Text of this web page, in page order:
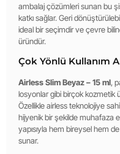
ambalaj çözümleri sunan bu
katkı sağlar. Geri
ideal bir seçimdir ve çevre
üründür.
Çok Yönlü Kullanım
Airless Slim Beyaz – 15 ml,
losyonlar gibi birçok kozmetik
Özellikle airless teknolojiye
hijyenik bir şekilde muhafaza
yapısıyla hem bireysel hem
sunar.